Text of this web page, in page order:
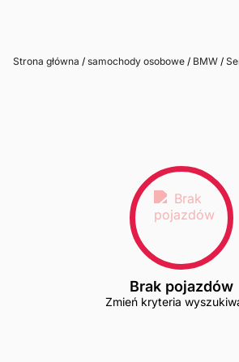
Strona główna / samochody osobowe / BMW /
Brak pojazdów
Zmień kryteria